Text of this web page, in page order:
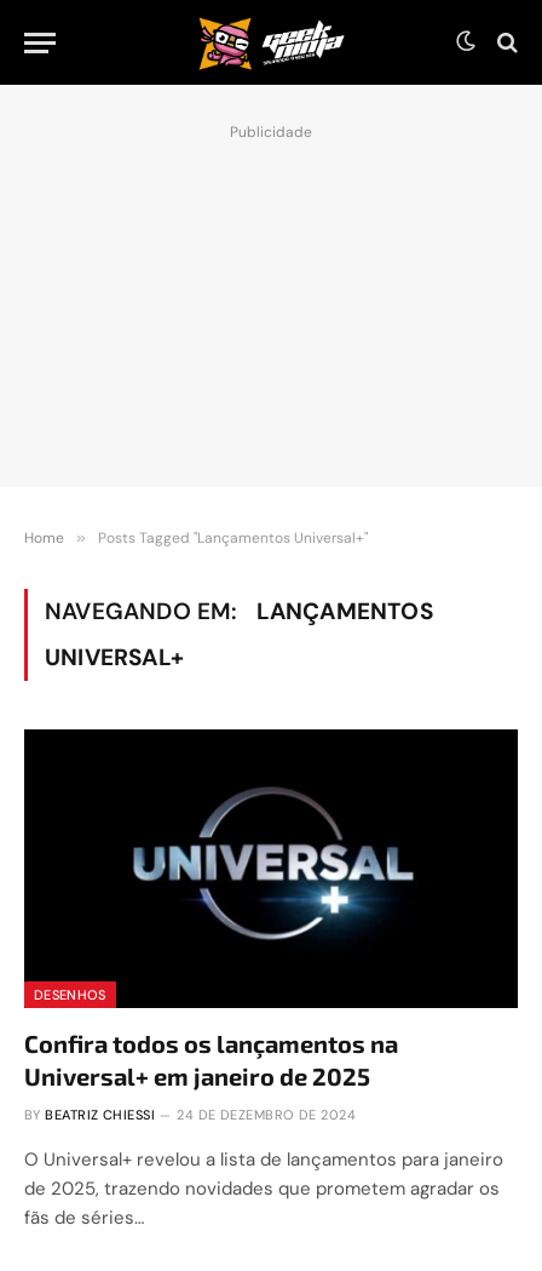
Publicidade
Home » Posts Tagged "Lançamentos Universal+"
NAVEGANDO EM:
LANÇAMENTOS
UNIVERSAL+
DESENHOS
Confira todos os lançamentos na
Universal+ em janeiro de 2025
BY BEATRIZ CHIESSI 24 DE DEZEMBRO DE 2024
O Universal+ revelou a lista de lançamentos para janeiro
de 2025, trazendo novidades que prometem agradar os
fãs de séries…